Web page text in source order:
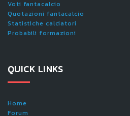
Voti fantacalcio
Quotazioni fantacalcio
Statistiche calciatori
Probabili formazioni
QUICK LINKS
Home
Forum